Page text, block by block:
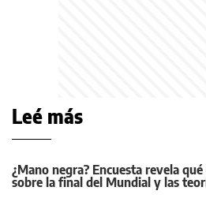
Leé más
¿Mano negra? Encuesta revela
sobre la final del Mundial y las